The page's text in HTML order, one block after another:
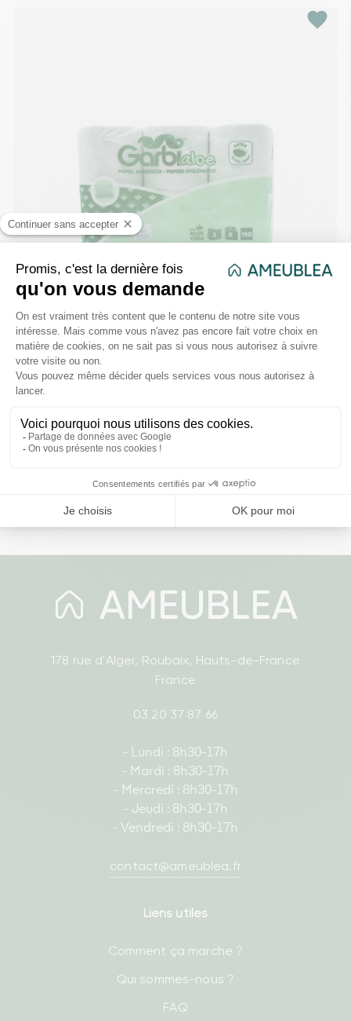
favorite
Papier Hygiénique à l'Aloe Vera
178 rue d'Alger, Roubaix, Hauts-de-France
France
03 20 37 87 66
- Lundi : 8h30-17h
- Mardi : 8h30-17h
- Mercredi : 8h30-17h
- Jeudi : 8h30-17h
- Vendredi : 8h30-17h
contact@ameublea.fr
Liens utiles
Comment ça marche ?
Qui sommes-nous ?
FAQ